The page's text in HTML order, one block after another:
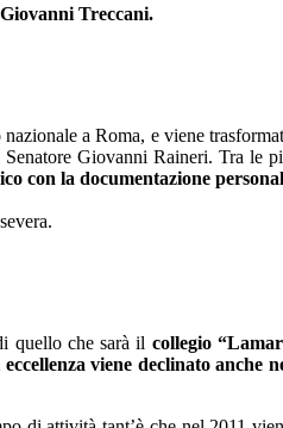
Treccani.
a Roma, e viene
Giovanni Raineri. Tra le
con la documentazione
quello che sarà il collegio
viene declinato anche